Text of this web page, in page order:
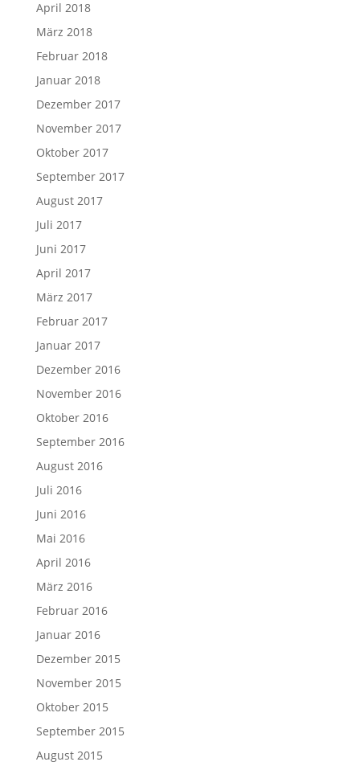
April 2018
März 2018
Februar 2018
Januar 2018
Dezember 2017
November 2017
Oktober 2017
September 2017
August 2017
Juli 2017
Juni 2017
April 2017
März 2017
Februar 2017
Januar 2017
Dezember 2016
November 2016
Oktober 2016
September 2016
August 2016
Juli 2016
Juni 2016
Mai 2016
April 2016
März 2016
Februar 2016
Januar 2016
Dezember 2015
November 2015
Oktober 2015
September 2015
August 2015